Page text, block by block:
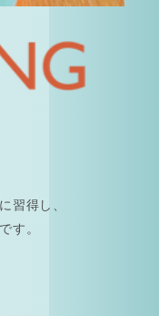
習得し、
す。